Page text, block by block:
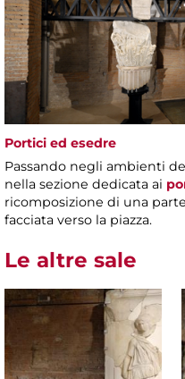
Portici ed esedre
Passando negli ambienti
nella sezione dedicata ai
ricomposizione di una
facciata verso la piazza.
Le altre sale